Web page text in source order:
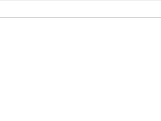
с близкими;